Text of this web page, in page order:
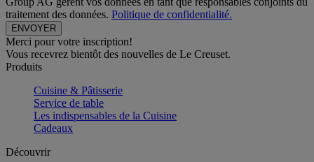
traitement des données. Politique de confidentialité.
Merci pour votre inscription!
Vous recevrez bientôt des nouvelles de Le Creuset.
Produits
Cuisine & Pâtisserie
Service de table
Les indispensables de la Cuisine
Cadeaux
Découvrir